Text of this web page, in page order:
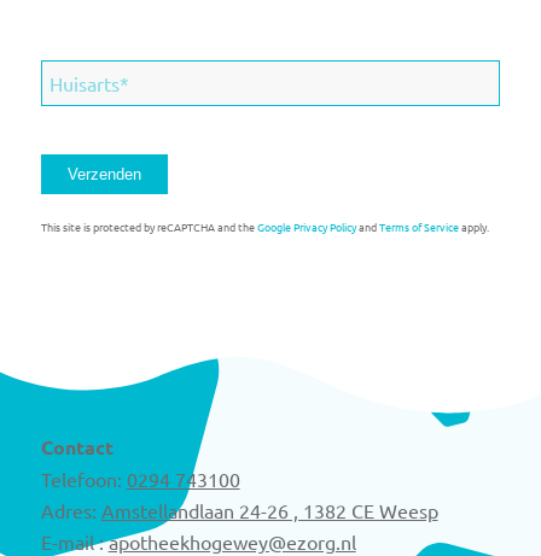
This site is protected by reCAPTCHA and theGoogle Privacy PolicyandTerms of Serviceapply.
Contact
Telefoon: 0294 743100
Adres: Amstellandlaan 24-26 , 1382 CE Weesp
E-mail :apotheekhogewey@ezorg.nl